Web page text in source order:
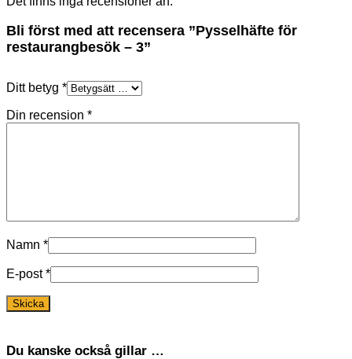
Bli först med att recensera ”Pysselhäfte för
restaurangbesök – 3”
Ditt betyg *
Din recension *
Namn *
E-post*
Du kanske också gillar …